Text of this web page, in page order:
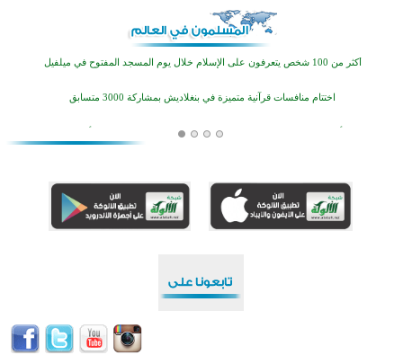
اختتام الدورة التاسعة لمسابقة حفظ وتلاوة القرآن الكريم في أزناكاييف
أكثر من 100 شخص يتعرفون على الإسلام خلال يوم المسجد المفتوح في ميلفيل
اختتام منافسات قرآنية متميزة في بنغلاديش بمشاركة 3000 متسابق
منطقة ريبوفسي تحتفل بميلاد مسجد جديد في أجواء إيمانية مميزة